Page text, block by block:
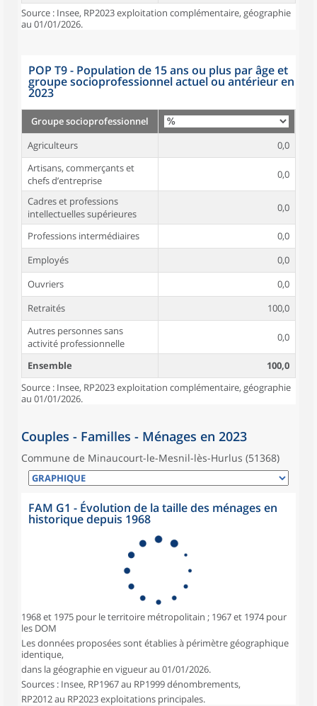
Source : Insee, RP2023 exploitation complémentaire, géographie
au 01/01/2026.
POP T9 - Population de 15 ans ou plus par âge et
groupe socioprofessionnel actuel ou antérieur en
2023
Groupe socioprofessionnel
Agriculteurs
0,0
Artisans, commerçants et
chefs d’entreprise
0,0
Cadres et professions
intellectuelles supérieures
0,0
Professions intermédiaires
0,0
Employés
0,0
Ouvriers
0,0
Retraités
100,0
Autres personnes sans
activité professionnelle
0,0
Ensemble
100,0
Source : Insee, RP2023 exploitation complémentaire, géographie
au 01/01/2026.
Couples - Familles - Ménages en 2023
Commune de Minaucourt-le-Mesnil-lès-Hurlus (51368)
FAM G1 - Évolution de la taille des ménages en
historique depuis 1968
1968 et 1975 pour le territoire métropolitain ; 1967 et 1974 pour
les DOM
Les données proposées sont établies à périmètre géographique
identique,
dans la géographie en vigueur au 01/01/2026.
Sources : Insee, RP1967 au RP1999 dénombrements,
RP2012 au RP2023 exploitations principales.